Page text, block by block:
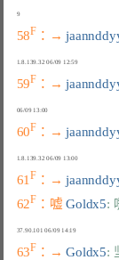
9
58F ：→
1.8.139.32 06/09 12:59
59F ：→
60F ：→
1.8.139.32 06/09 13:00
61F ：→
62F ：嘘 Goldx5:
63F ：→ Goldx5: